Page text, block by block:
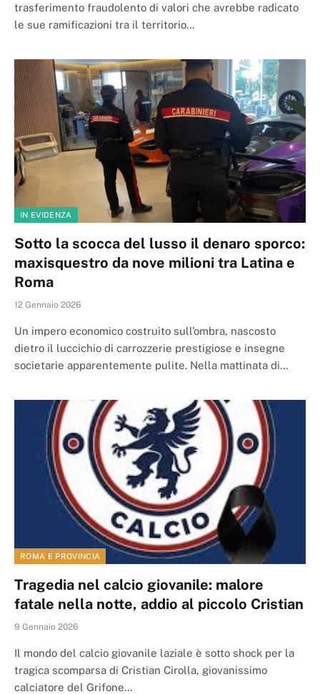
trasferimento fraudolento di valori che avrebbe radicato
le sue ramificazioni tra il territorio…
IN EVIDENZA
Sotto la scocca del lusso il denaro sporco:
maxisquestro da nove milioni tra Latina e
Roma
12 Gennaio 2026
Un impero economico costruito sull’ombra, nascosto
dietro il luccichio di carrozzerie prestigiose e insegne
societarie apparentemente pulite. Nella mattinata di…
ROMA E PROVINCIA
Tragedia nel calcio giovanile: malore
fatale nella notte, addio al piccolo Cristian
9 Gennaio 2026
Il mondo del calcio giovanile laziale è sotto shock per la
tragica scomparsa di Cristian Cirolla, giovanissimo
calciatore del Grifone…